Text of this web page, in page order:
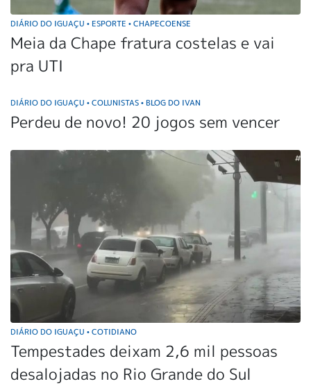
DIÁRIO DO IGUAÇU • ESPORTE • CHAPECOENSE
Meia da Chape fratura costelas e vai
pra UTI
DIÁRIO DO IGUAÇU • COLUNISTAS • BLOG DO IVAN
Perdeu de novo! 20 jogos sem vencer
DIÁRIO DO IGUAÇU • COTIDIANO
Tempestades deixam 2,6 mil pessoas
desalojadas no Rio Grande do Sul